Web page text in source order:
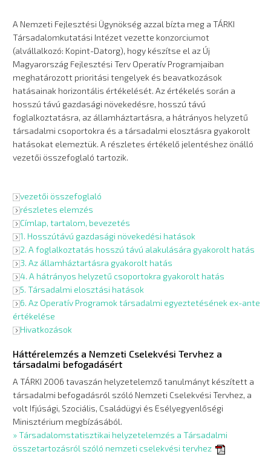
A Nemzeti Fejlesztési Ügynökség azzal bízta meg a TÁRKI
Társadalomkutatási Intézet vezette konzorciumot
(alvállalkozó: Kopint-Datorg), hogy készítse el az Új
Magyarország Fejlesztési Terv Operatív Programjaiban
meghatározott prioritási tengelyek és beavatkozások
hatásainak horizontális értékelését. Az értékelés során a
hosszú távú gazdasági növekedésre, hosszú távú
foglalkoztatásra, az államháztartásra, a hátrányos helyzetű
társadalmi csoportokra és a társadalmi elosztásra gyakorolt
hatásokat elemeztük. A részletes értékelő jelentéshez önálló
vezetői összefoglaló tartozik.
vezetői összefoglaló
részletes elemzés
Címlap, tartalom, bevezetés
1. Hosszútávú gazdasági növekedési hatások
2. A foglalkoztatás hosszú távú alakulására gyakorolt hatás
3. Az államháztartásra gyakorolt hatás
4. A hátrányos helyzetű csoportokra gyakorolt hatás
5. Társadalmi elosztási hatások
6. Az Operatív Programok társadalmi egyeztetésének ex-ante
értékelése
Hivatkozások
Háttérelemzés a Nemzeti Cselekvési Tervhez a
társadalmi befogadásért
A TÁRKI 2006 tavaszán helyzetelemző tanulmányt készített a
társadalmi befogadásról szóló Nemzeti Cselekvési Tervhez, a
volt Ifjúsági, Szociális, Családügyi és Esélyegyenlőségi
Minisztérium megbízásából.
» Társadalomstatisztikai helyzetelemzés a Társadalmi
összetartozásról szóló nemzeti cselekvési tervhez